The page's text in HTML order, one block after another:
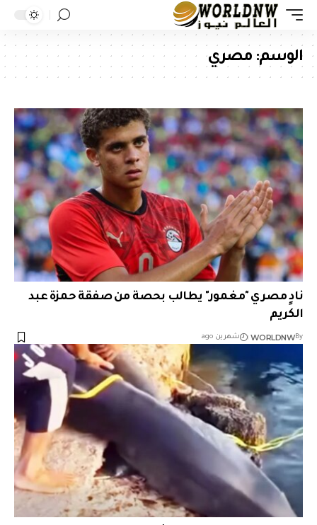
الوسم: مصري
نادٍ مصري "مغمور" يطالب بحصة من صفقة حمزة عبد
الكريم
By
WORLDNW شهرين ago